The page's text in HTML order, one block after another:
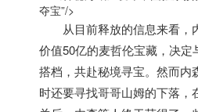
夺宝”/>
从目前释放的信息来看，
价值50亿的麦哲伦宝藏，决定
搭档，共赴秘境寻宝。然而内
时还要寻找哥哥山姆的下落，